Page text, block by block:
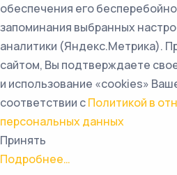
обеспечения его
запоминания выбранных
аналитики (Яндекс.Метрика).
сайтом, Вы подтверждаете
и использование «cookies»
соответствии сПолитикой в
персональных данных
Принять
Подробнее…